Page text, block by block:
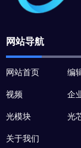
网站导航
网站首页 编
视频 企
光模块 光
关于我们